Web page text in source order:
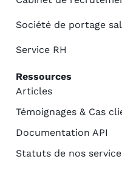
Société de portage
Service RH
Ressources
Articles
Témoignages & Cas
Documentation API
Statuts de nos